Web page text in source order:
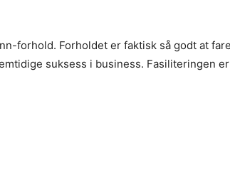
forhold. Forholdet er faktisk så godt at
suksess i business. Fasiliteringen